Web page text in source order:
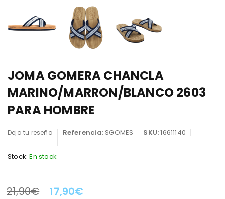
JOMA GOMERA CHANCLA
MARINO/MARRON/BLANCO 2603
PARA HOMBRE
Deja tu reseña Referencia: SGOMES SKU:16611140
Stock: En stock
LA OFERTA TERMINA EN:
21,90€ 17,90€